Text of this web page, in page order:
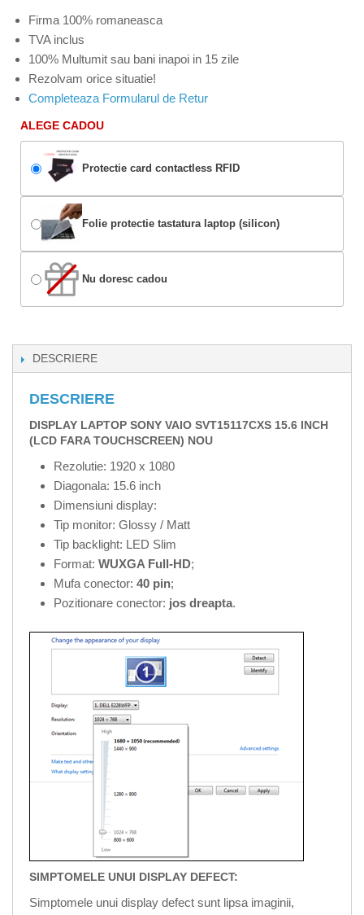
Firma 100% romaneasca
TVA inclus
100% Multumit sau bani inapoi in 15 zile
Rezolvam orice situatie!
Completeaza Formularul de Retur
ALEGE CADOU
Protectie card contactless RFID
Folie protectie tastatura laptop (silicon)
Nu doresc cadou
DESCRIERE
DESCRIERE
DISPLAY LAPTOP SONY VAIO SVT15117CXS 15.6 INCH
(LCD FARA TOUCHSCREEN) NOU
Rezolutie: 1920 x 1080
Diagonala: 15.6 inch
Dimensiuni display:
Tip monitor: Glossy / Matt
Tip backlight: LED Slim
Format: WUXGA Full-HD;
Mufa conector: 40 pin;
Pozitionare conector: jos dreapta.
SIMPTOMELE UNUI DISPLAY DEFECT:
Simptomele unui display defect sunt lipsa imaginii,